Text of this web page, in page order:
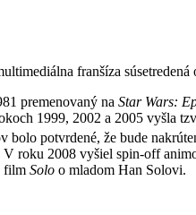
franšíza
premenovaný na Star Wars:
1999, 2002 a 2005 vyšla
potvrdené, že bude
roku 2008 vyšiel spin-off
film Solo o mladom Han Solovi.